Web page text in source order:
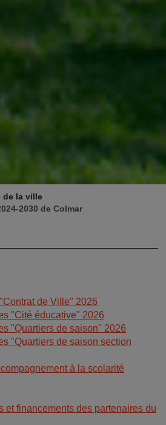
de la ville
2030 de Colmar
de Ville" 2026
"Cité éducative" 2026
"Quartiers de saison" 2026
"Quartiers de saison section
à la scolarité
et financements des partenaires du